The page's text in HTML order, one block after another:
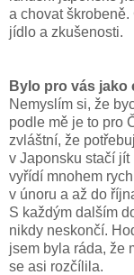
a chovat
jídlo a zkušenosti.
Bylo pro vás jako
Nemyslím si, že
podle mě je to pro
zvláštní, že
v Japonsku stačí jít
vyřídí mnohem
v únoru a až do
S každým dalším
nikdy neskončí.
jsem byla ráda, že
se asi rozčílila.